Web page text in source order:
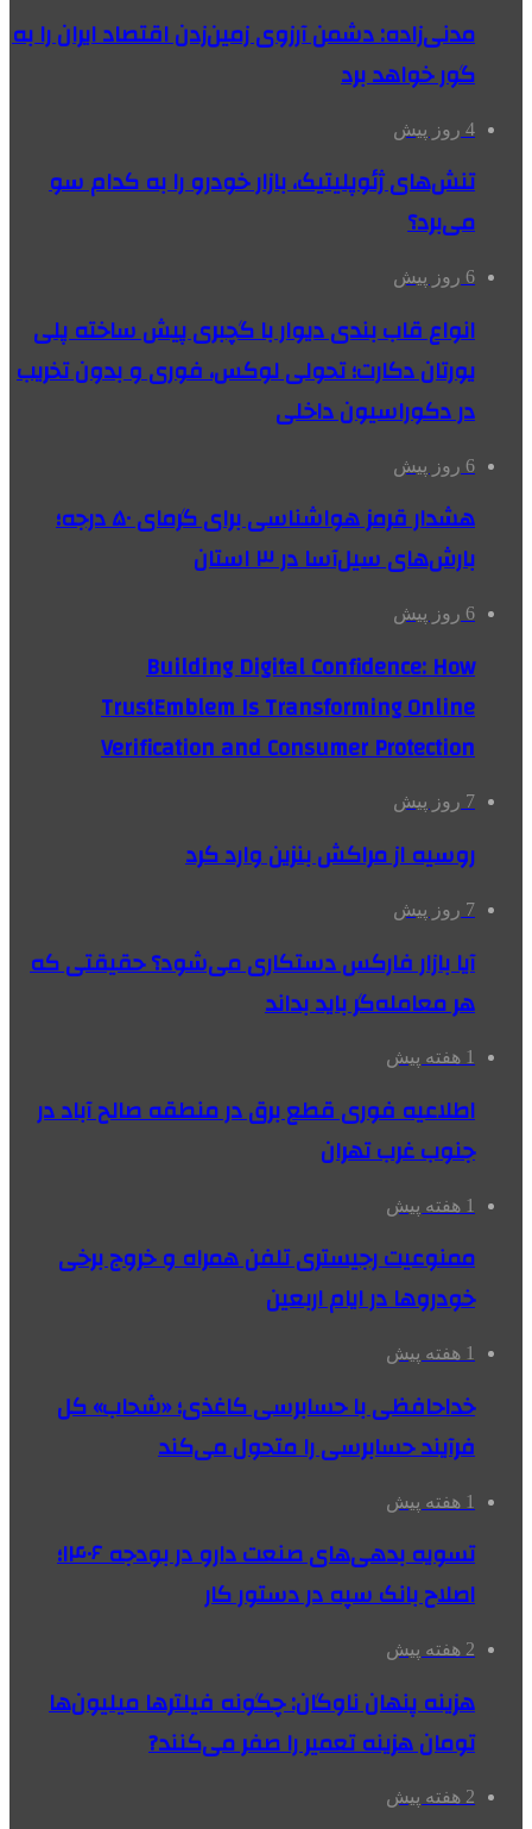
مدنی‌زاده: دشمن آرزوی زمین‌زدن اقتصاد ایران را به
گور خواهد برد
4 روز پیش
تنش‌های ژئوپلیتیک، بازار خودرو را به کدام سو
می‌برد؟
6 روز پیش
انواع قاب بندی دیوار با گچبری پیش ساخته پلی
یورتان دکارت؛ تحولی لوکس، فوری و بدون تخریب
در دکوراسیون داخلی
6 روز پیش
هشدار قرمز هواشناسی برای گرمای ۵۰ درجه؛
بارش‌های سیل‌آسا در ۳ استان
6 روز پیش
Building Digital Confidence: How
TrustEmblem Is Transforming Online
Verification and Consumer Protection
7 روز پیش
روسیه از مراکش بنزین وارد کرد
7 روز پیش
آیا بازار فارکس دستکاری می‌شود؟ حقیقتی که
هر معامله‌گر باید بداند
1 هفته پیش
اطلاعیه فوری قطع برق در منطقه صالح آباد در
جنوب غرب تهران
1 هفته پیش
ممنوعیت رجیستری تلفن همراه و خروج برخی
خودروها در ایام اربعین
1 هفته پیش
خداحافظی با حسابرسی کاغذی؛ «شحاب» کل
فرآیند حسابرسی را متحول می‌کند
1 هفته پیش
تسویه بدهی‌های صنعت دارو در بودجه ۱۴۰۶؛
اصلاح بانک سپه در دستور کار
2 هفته پیش
هزینه پنهان ناوگان: چگونه فیلترها میلیون‌ها
تومان هزینه تعمیر را صفر می‌کنند?
2 هفته پیش